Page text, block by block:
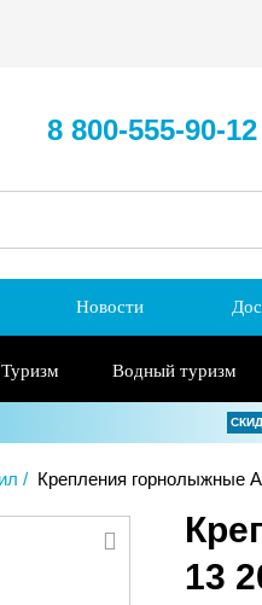
8 800-555-90-12
Новости
Туризм Водный туризм
Крепления горнолыжные
13